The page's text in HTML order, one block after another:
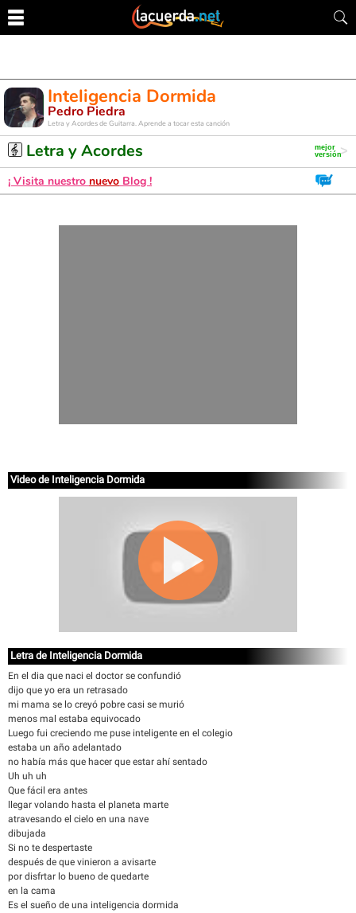
Inteligencia Dormida
Pedro Piedra
Letra y Acordes de Guitarra. Aprende a tocar esta canción
Letra y Acordes
¡ Visita nuestro nuevo Blog !
Video de Inteligencia Dormida
Letra de Inteligencia Dormida
En el dia que naci el doctor se confundió
dijo que yo era un retrasado
mi mama se lo creyó pobre casi se murió
menos mal estaba equivocado
Luego fui creciendo me puse inteligente en el colegio
estaba un año adelantado
no había más que hacer que estar ahí sentado
Uh uh uh
Que fácil era antes
llegar volando hasta el planeta marte
atravesando el cielo en una nave
dibujada
Si no te despertaste
después de que vinieron a avisarte
por disfrtar lo bueno de quedarte
en la cama
Es el sueño de una inteligencia dormida